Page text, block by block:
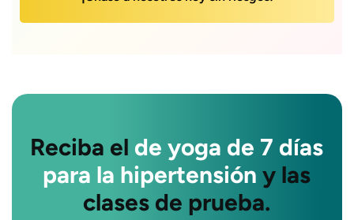
Reciba el de yoga de 7 días
para la hipertensión y las
clases de prueba.